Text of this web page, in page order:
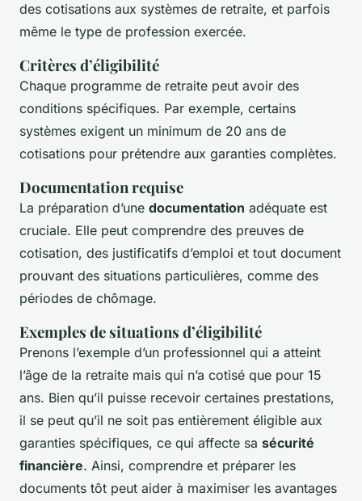
des cotisations aux systèmes de retraite, et parfois
même le type de profession exercée.
Critères d’éligibilité
Chaque programme de retraite peut avoir des
conditions spécifiques. Par exemple, certains
systèmes exigent un minimum de 20 ans de
cotisations pour prétendre aux garanties complètes.
Documentation requise
La préparation d’une documentation adéquate est
cruciale. Elle peut comprendre des preuves de
cotisation, des justificatifs d’emploi et tout document
prouvant des situations particulières, comme des
périodes de chômage.
Exemples de situations d’éligibilité
Prenons l’exemple d’un professionnel qui a atteint
l’âge de la retraite mais qui n’a cotisé que pour 15
ans. Bien qu’il puisse recevoir certaines prestations,
il se peut qu’il ne soit pas entièrement éligible aux
garanties spécifiques, ce qui affecte sa sécurité
financière. Ainsi, comprendre et préparer les
documents tôt peut aider à maximiser les avantages